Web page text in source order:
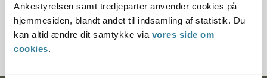
Ankestyrelsen samt tredjeparter anvender cookies på
hjemmesiden, blandt andet til indsamling af statistik. Du
kan altid ændre dit samtykke via vores side om
cookies.
Journalnummer
20108-86